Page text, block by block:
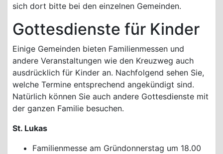
sich dort bitte bei den einzelnen Gemeinden.
Gottesdienste für Kinder
Einige Gemeinden bieten Familienmessen und
andere Veranstaltungen wie den Kreuzweg auch
ausdrücklich für Kinder an. Nachfolgend sehen Sie,
welche Termine entsprechend angekündigt sind.
Natürlich können Sie auch andere Gottesdienste mit
der ganzen Familie besuchen.
St. Lukas
Familienmesse am Gründonnerstag um 18.00